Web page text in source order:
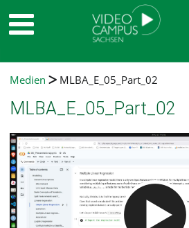
Medien MLBA_E_05_Part_02
MLBA_E_05_Part_02